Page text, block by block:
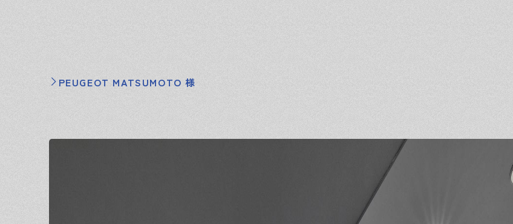
PEUGEOT MATSUMOTO 様